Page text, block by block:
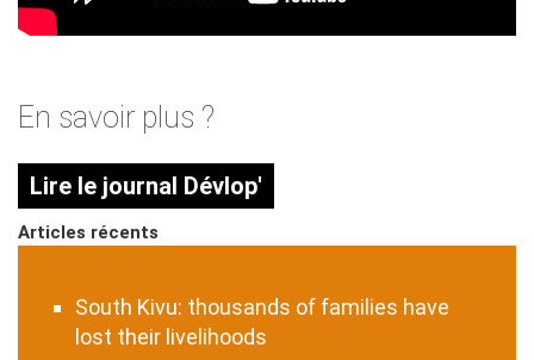
En savoir plus ?
Lire le journal Dévlop'
Articles récents
South Kivu: thousands of families have
lost their livelihoods